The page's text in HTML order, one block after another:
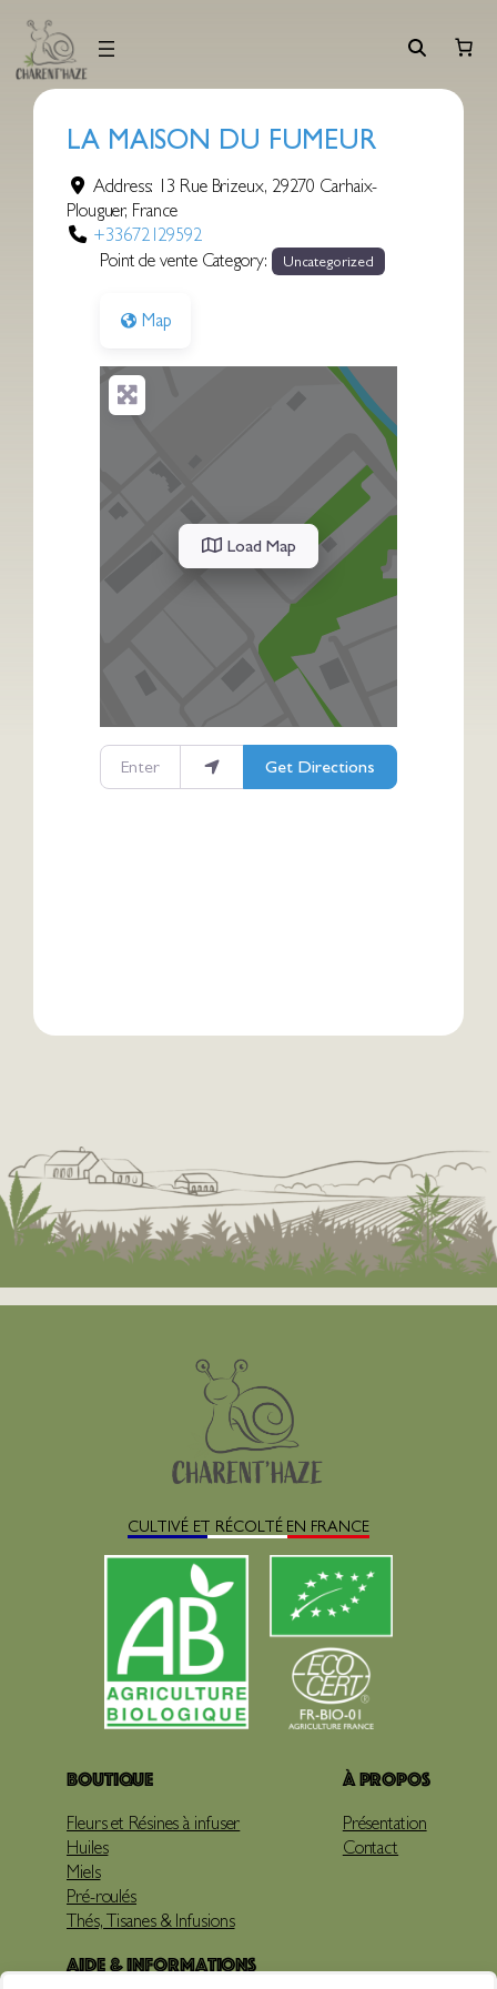
contenu
LA MAISON DU FUMEUR
Address: 13 Rue Brizeux, 29270 Carhaix-
Plouguer, France
+33672129592
Point de vente Category:
Uncategorized
Map
Load Map
Enter your location
Get Directions
CULTIVÉ ET RÉCOLTÉ EN FRANCE
Boutique
Fleurs et Résines à infuser
Huiles
Miels
Pré-roulés
Thés, Tisanes & Infusions
À propos
Présentation
Contact
Aide & Informations